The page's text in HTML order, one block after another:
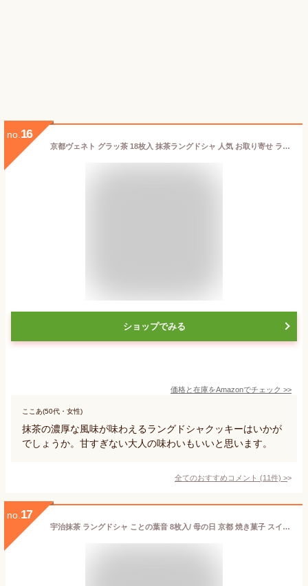
no. 16
京都ヴェネト グラッ茶 18枚入 抹茶ラングドシャ 人気 お取り寄せ ラングドシャ クッキー 個包装 京都 お土産 ギフト プレゼント バレンタインデー 誕生日 お礼 内祝 出産 お祝い お返し 結婚 記念日 洋菓子 抹茶スイーツ お菓子 [ティラミス仕立ての抹茶ラングドシャ]
ショップでみる
価格と在庫をAmazonでチェック >>
ここあ(50代・女性)
抹茶の濃厚な風味が味わえるラングドシャクッキーはいかが
でしょうか。甘すぎない大人の味わいもいいと思います。
全てのおすすめコメント (11件) >
no. 17
宇治抹茶 ラングドシャ ことの葉音 8枚入/ 母の日 京都 焼き菓子 スイーツ 抹茶ラングドシャ 抹茶の菓子 お祝い 出産 内祝い お見舞い 洋菓子 ギフト お返し おみやげ 退社 挨拶 手土産 プチギフト 贈り物 個包装 クッキー チョコレート ホワイトデー